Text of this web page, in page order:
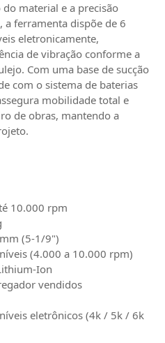
material e a precisão
ferramenta dispõe de 6
eletronicamente,
de vibração conforme a
Com uma base de sucção
com o sistema de baterias
mobilidade total e
de obras, mantendo a
10.000 rpm
(5-1/9")
(4.000 a 10.000 rpm)
Ion
vendidos
eletrônicos (4k / 5k / 6k